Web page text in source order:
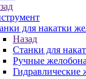
для накатки
Назад
Станки для
Ручные
Гидравлические